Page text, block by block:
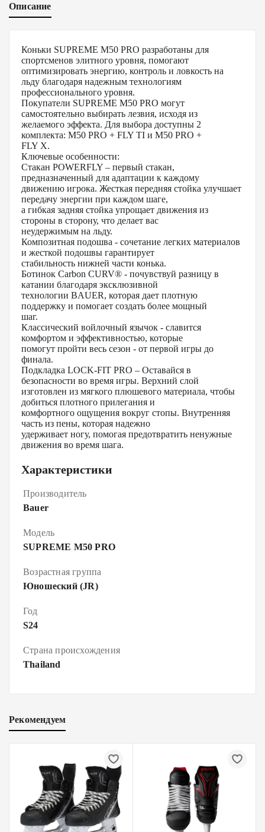
Описание
Коньки SUPREME M50 PRO разработаны для
спортсменов элитного уровня, помогают
оптимизировать энергию, контроль и ловкость на
льду благодаря надежным технологиям
профессионального уровня.
Покупатели SUPREME M50 PRO могут
самостоятельно выбирать лезвия, исходя из
желаемого эффекта. Для выбора доступны 2
комплекта: M50 PRO + FLY TI и M50 PRO +
FLY X.
Ключевые особенности:
Стакан POWERFLY – первый стакан,
предназначенный для адаптации к каждому
движению игрока. Жесткая передняя стойка улучшает
передачу энергии при каждом шаге,
а гибкая задняя стойка упрощает движения из
стороны в сторону, что делает вас
неудержимым на льду.
Композитная подошва - сочетание легких материалов
и жесткой подошвы гарантирует
стабильность нижней части конька.
Ботинок Carbon CURV® - почувствуй разницу в
катании благодаря эксклюзивной
технологии BAUER, которая дает плотную
поддержку и помогает создать более мощный
шаг.
Классический войлочный язычок - славится
комфортом и эффективностью, которые
помогут пройти весь сезон - от первой игры до
финала.
Подкладка LOCK-FIT PRO – Оставайся в
безопасности во время игры. Верхний слой
изготовлен из мягкого плюшевого материала, чтобы
добиться плотного прилегания и
комфортного ощущения вокруг стопы. Внутренняя
часть из пены, которая надежно
удерживает ногу, помогая предотвратить ненужные
движения во время шага.
Характеристики
Производитель
Bauer
Модель
SUPREME M50 PRO
Возрастная группа
Юношеский (JR)
Год
S24
Страна происхождения
Thailand
Рекомендуем